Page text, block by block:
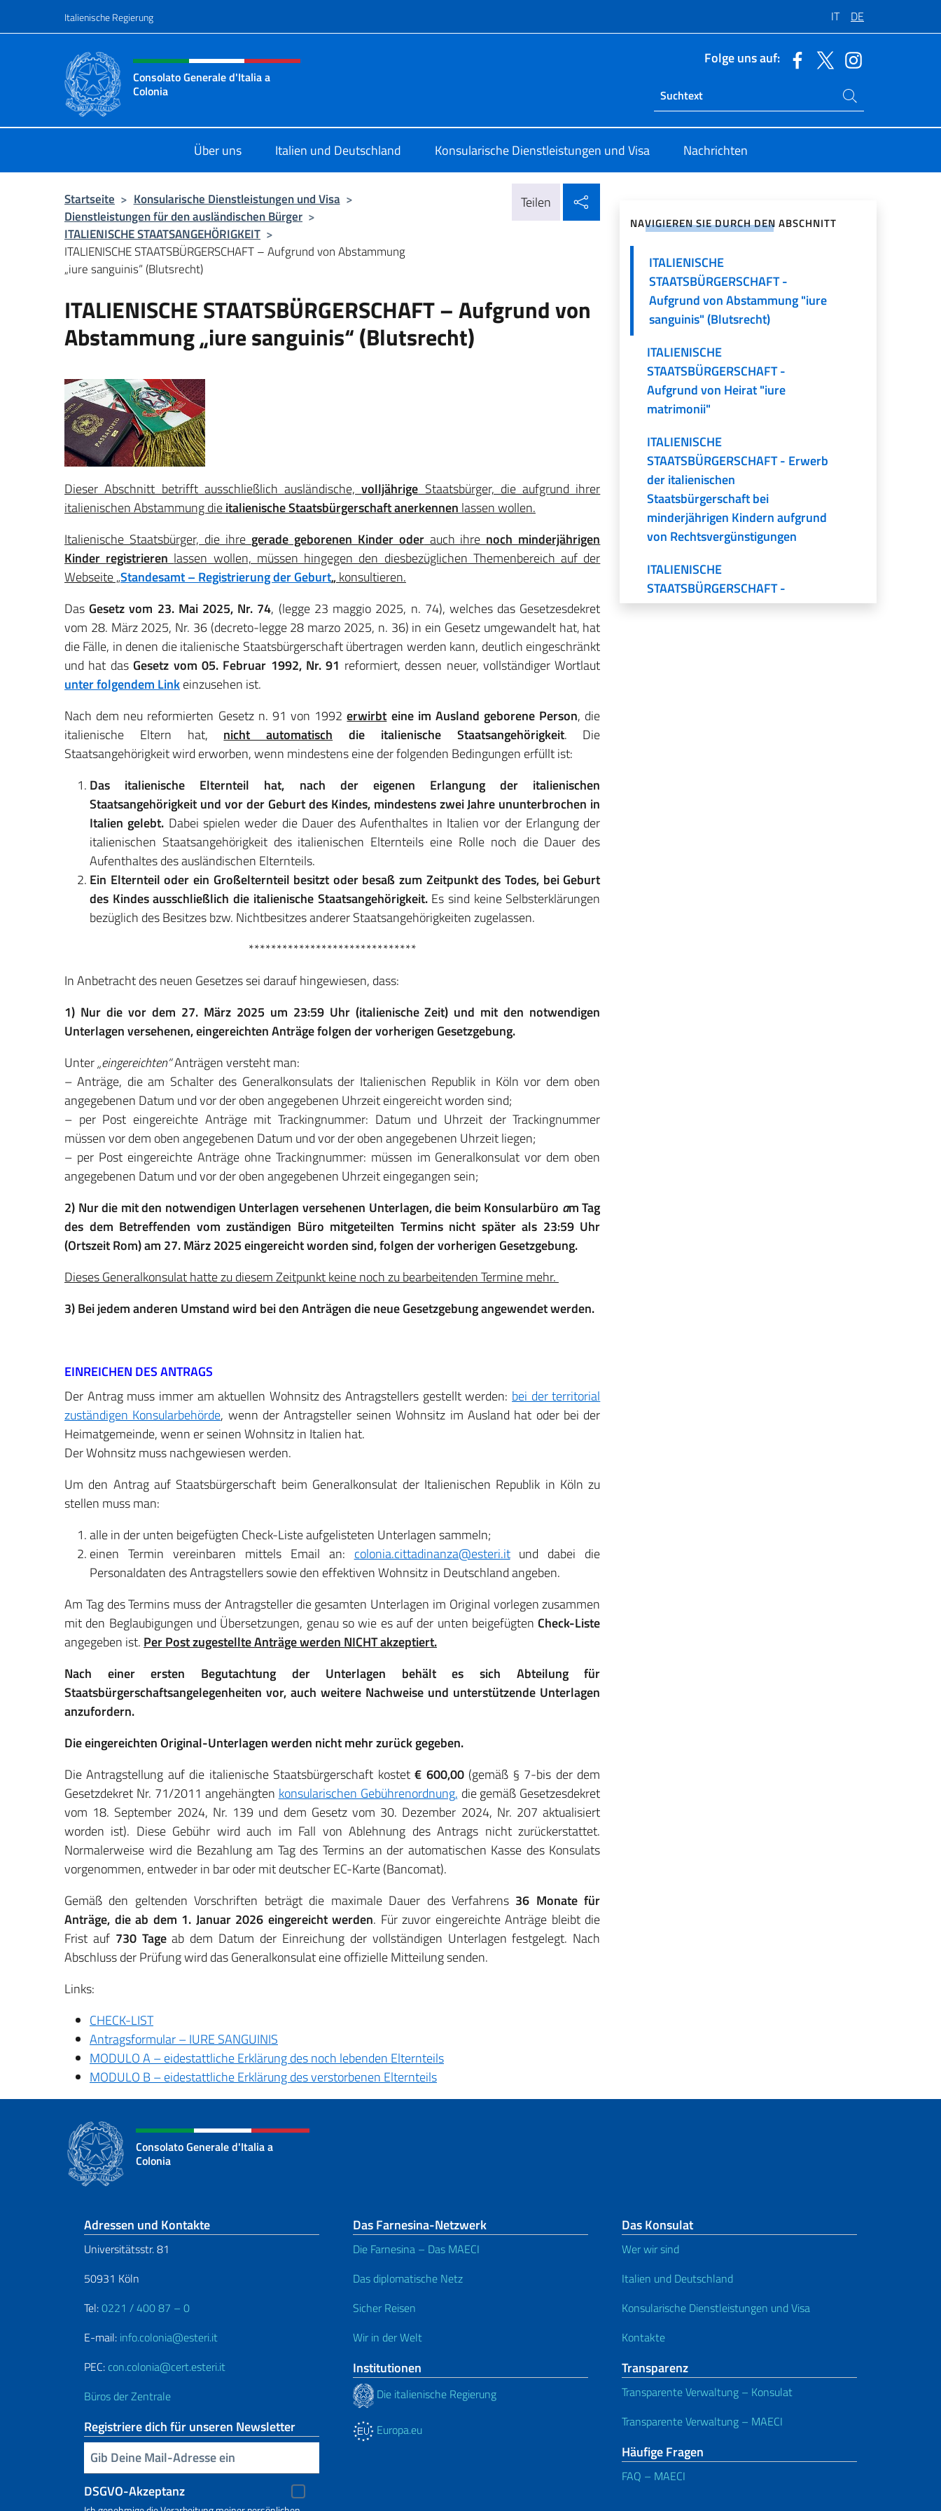
Italienische Regierung IT DE
Header-Site, Social und Menü
Consolato Generale d'Italia a
Colonia
Folge uns auf:
Ricerca sito live
Suchen Sie auf der Website
Über uns Italien und Deutschland Konsularische Dienstleistungen und Visa Nachrichten
Startseite > Konsularische Dienstleistungen und Visa >
Dienstleistungen für den ausländischen Bürger >
ITALIENISCHE STAATSANGEHÖRIGKEIT >
ITALIENISCHE STAATSBÜRGERSCHAFT – Aufgrund von Abstammung
„iure sanguinis“ (Blutsrecht)
Teilen
ITALIENISCHE STAATSBÜRGERSCHAFT – Aufgrund von
Abstammung „iure sanguinis“ (Blutsrecht)
Dieser Abschnitt betrifft ausschließlich ausländische,volljährige Staatsbürger, die aufgrund ihrer
italienischen Abstammung dieitalienische Staatsbürgerschaft anerkennen lassen wollen.
Italienische Staatsbürger, die ihre gerade geborenen Kinder oderauch ihre noch minderjährigen
Kinder registrieren lassen wollen, müssen hingegen den diesbezüglichen Themenbereich auf der
Webseite „Standesamt – Registrierung der Geburt„ konsultieren.
Das Gesetz vom 23. Mai 2025, Nr. 74, (legge 23 maggio 2025, n. 74), welches das Gesetzesdekret
vom 28. März 2025, Nr. 36 (decreto-legge 28 marzo 2025, n. 36) in ein Gesetz umgewandelt hat, hat
die Fälle, in denen die italienische Staatsbürgerschaft übertragen werden kann, deutlich eingeschränkt
und hat das Gesetz vom 05. Februar 1992, Nr. 91 reformiert, dessen neuer, vollständiger Wortlaut
unter folgendem Linkeinzusehen ist.
Nach dem neu reformierten Gesetz n. 91 von 1992erwirbt eine im Ausland geborene Person, die
italienische Eltern hat, nicht automatisch die italienische Staatsangehörigkeit. Die
Staatsangehörigkeit wird erworben, wenn mindestens eine der folgenden Bedingungen erfüllt ist:
Das italienische Elternteil hat, nach der eigenen Erlangung der italienischen
Staatsangehörigkeit und vor der Geburt des Kindes, mindestens zwei Jahre ununterbrochen in
Italien gelebt. Dabei spielen weder die Dauer des Aufenthaltes in Italien vor der Erlangung der
italienischen Staatsangehörigkeit des italienischen Elternteils eine Rolle noch die Dauer des
Aufenthaltes des ausländischen Elternteils.
Ein Elternteil oder ein Großelternteil besitzt oder besaß zum Zeitpunkt des Todes, bei Geburt
des Kindes ausschließlich die italienische Staatsangehörigkeit.Es sind keine Selbsterklärungen
bezüglich des Besitzes bzw. Nichtbesitzes anderer Staatsangehörigkeiten zugelassen.
******************************
In Anbetracht des neuen Gesetzes sei darauf hingewiesen, dass:
1) Nur die vor dem 27. März 2025 um 23:59 Uhr (italienische Zeit) und mit den notwendigen
Unterlagen versehenen, eingereichten Anträge folgen der vorherigen Gesetzgebung.
Unter„eingereichten“Anträgen versteht man:
– Anträge, die am Schalter des Generalkonsulats der Italienischen Republik in Köln vor dem oben
angegebenen Datum und vor der oben angegebenen Uhrzeit eingereicht worden sind;
– per Post eingereichte Anträge mit Trackingnummer: Datum und Uhrzeit der Trackingnummer
müssen vor dem oben angegebenen Datum und vor der oben angegebenen Uhrzeit liegen;
– per Post eingereichte Anträge ohne Trackingnummer: müssen im Generalkonsulat vor dem oben
angegebenen Datum und vor der oben angegebenen Uhrzeit eingegangen sein;
2) Nur die mit den notwendigen Unterlagen versehenen Unterlagen, die beim Konsularbüro am Tag
des dem Betreffenden vom zuständigen Büro mitgeteilten Termins nicht später als 23:59 Uhr
(Ortszeit Rom) am 27. März 2025 eingereicht worden sind, folgen der vorherigen Gesetzgebung.
Dieses Generalkonsulat hatte zu diesem Zeitpunkt keine noch zu bearbeitenden Termine mehr.
3) Bei jedem anderen Umstand wird bei den Anträgen die neue Gesetzgebung angewendet werden.
EINREICHEN DES ANTRAGS
Der Antrag muss immer am aktuellen Wohnsitz des Antragstellers gestellt werden: bei der territorial
zuständigen Konsularbehörde, wenn der Antragsteller seinen Wohnsitz im Ausland hat oder bei der
Heimatgemeinde, wenn er seinen Wohnsitz in Italien hat.
Der Wohnsitz muss nachgewiesen werden.
Um den Antrag auf Staatsbürgerschaft beim Generalkonsulat der Italienischen Republik in Köln zu
stellen muss man:
alle in der unten beigefügten Check-Liste aufgelisteten Unterlagen sammeln;
einen Termin vereinbaren mittels Email an: colonia.cittadinanza@esteri.itund dabei die
Personaldaten des Antragstellers sowie den effektiven Wohnsitz in Deutschland angeben.
Am Tag des Termins muss der Antragsteller die gesamten Unterlagen im Original vorlegen zusammen
mit den Beglaubigungen und Übersetzungen, genau so wie es auf der unten beigefügten Check-Liste
angegeben ist. Per Post zugestellte Anträge werden NICHT akzeptiert.
Nach einer ersten Begutachtung der Unterlagen behält es sich Abteilung für
Staatsbürgerschaftsangelegenheiten vor, auch weitere Nachweise und unterstützende Unterlagen
anzufordern.
Die eingereichten Original-Unterlagen werden nicht mehr zurück gegeben.
Die Antragstellung auf die italienische Staatsbürgerschaft kostet€ 600,00(gemäß § 7-bis der dem
Gesetzdekret Nr. 71/2011 angehängten konsularischen Gebührenordnung, die gemäß Gesetzesdekret
vom 18. September 2024, Nr. 139 und dem Gesetz vom 30. Dezember 2024, Nr. 207 aktualisiert
worden ist). Diese Gebühr wird auch im Fall von Ablehnung des Antrags nicht zurückerstattet.
Normalerweise wird die Bezahlung am Tag des Termins an der automatischen Kasse des Konsulats
vorgenommen, entweder in bar oder mit deutscher EC-Karte (Bancomat).
Gemäß den geltenden Vorschriften beträgt die maximale Dauer des Verfahrens 36 Monate für
Anträge, die ab dem 1. Januar 2026 eingereicht werden. Für zuvor eingereichte Anträge bleibt die
Frist auf 730 Tageab dem Datum der Einreichung der vollständigen Unterlagen festgelegt. Nach
Abschluss der Prüfung wird das Generalkonsulat eine offizielle Mitteilung senden.
Links:
CHECK-LIST
Antragsformular – IURE SANGUINIS
MODULO A – eidestattliche Erklärung des noch lebenden Elternteils
MODULO B – eidestattliche Erklärung des verstorbenen Elternteils
NAVIGIEREN SIE DURCH DEN ABSCHNITT
ITALIENISCHE
STAATSBÜRGERSCHAFT -
Aufgrund von Abstammung "iure
sanguinis" (Blutsrecht)
ITALIENISCHE
STAATSBÜRGERSCHAFT -
Aufgrund von Heirat "iure
matrimonii"
ITALIENISCHE
STAATSBÜRGERSCHAFT - Erwerb
der italienischen
Staatsbürgerschaft bei
minderjährigen Kindern aufgrund
von Rechtsvergünstigungen
ITALIENISCHE
STAATSBÜRGERSCHAFT -
Wiedererwerb für
Consolato Generale d'Italia a
Colonia
Fußbereich
Adressen und Kontakte
Universitätsstr. 81
50931 Köln
Tel:0221 / 400 87 – 0
E-mail: info.colonia@esteri.it
PEC: con.colonia@cert.esteri.it
Büros der Zentrale
Registriere dich für unseren Newsletter
Geben Sie Ihre E-Mail ein
DSGVO-Akzeptanz
Das Farnesina-Netzwerk
Die Farnesina – Das MAECI
Das diplomatische Netz
Sicher Reisen
Wir in der Welt
Institutionen
Die italienische Regierung
Europa.eu
Das Konsulat
Wer wir sind
Italien und Deutschland
Konsularische Dienstleistungen und Visa
Kontakte
Transparenz
Transparente Verwaltung – Konsulat
Transparente Verwaltung – MAECI
Häufige Fragen
FAQ – MAECI